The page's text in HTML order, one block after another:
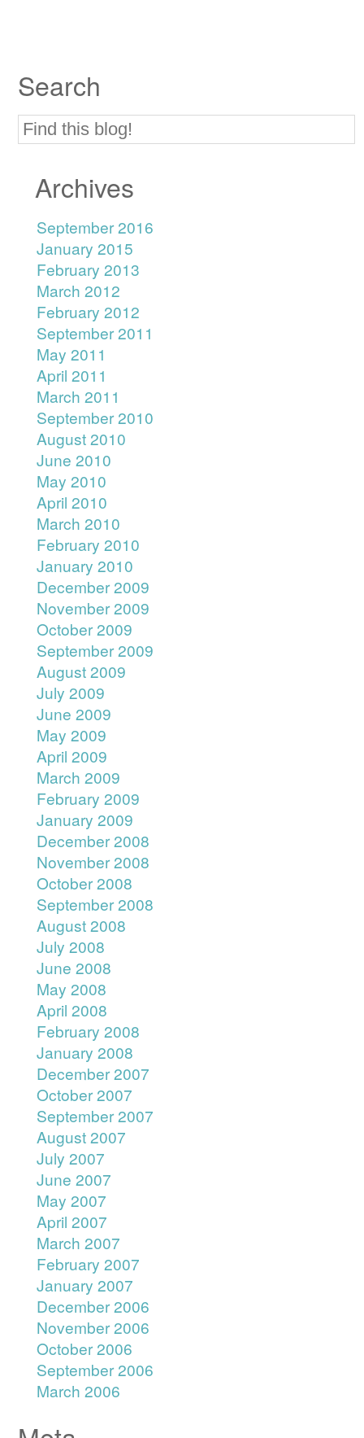
Search
Archives
September 2016
January 2015
February 2013
March 2012
February 2012
September 2011
May 2011
April 2011
March 2011
September 2010
August 2010
June 2010
May 2010
April 2010
March 2010
February 2010
January 2010
December 2009
November 2009
October 2009
September 2009
August 2009
July 2009
June 2009
May 2009
April 2009
March 2009
February 2009
January 2009
December 2008
November 2008
October 2008
September 2008
August 2008
July 2008
June 2008
May 2008
April 2008
February 2008
January 2008
December 2007
October 2007
September 2007
August 2007
July 2007
June 2007
May 2007
April 2007
March 2007
February 2007
January 2007
December 2006
November 2006
October 2006
September 2006
March 2006